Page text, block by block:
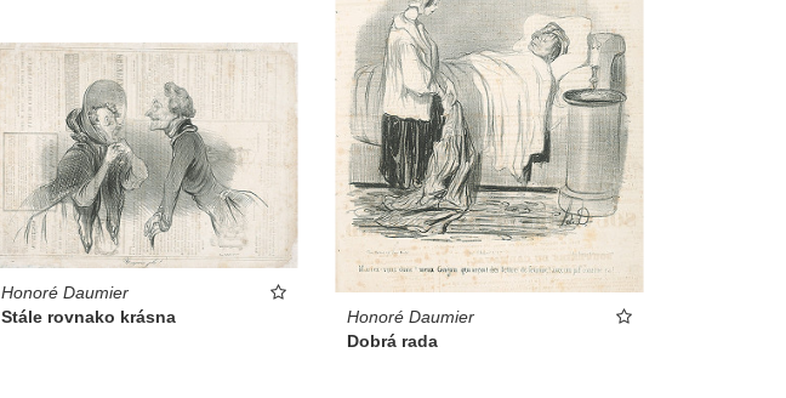
Honoré Daumier
Dobrá rada
Honoré Daumier
Stále rovnako krásna